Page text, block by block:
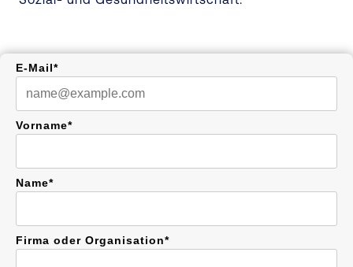
E-Mail*
Vorname*
Name*
Firma oder Organisation*